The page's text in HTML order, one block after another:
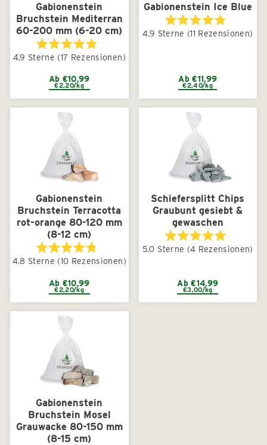
Gabionenstein
Bruchstein Mediterran
60-200 mm (6-20 cm)
Mit
4.9
5
Sternen
4.9 Sterne (17 Rezensionen)
Ab €10,99
€2,20/kg
Gabionenstein Ice Blue
Mit
4.9
4.9 Sterne (11 Rezensionen)
Ab €11,99
€2,40/kg
Gabionenstein
Bruchstein Terracotta
rot-orange 80-120 mm
(8-12 cm)
Mit
4.8
5
Sternen
4.8 Sterne (10 Rezensionen)
Ab €10,99
€2,20/kg
Schiefersplitt Chips
Graubunt gesiebt &
gewaschen
Mit
5.0
Sternen
bewertet
5.0 Sterne (4 Rezensionen)
Ab €14,99
€3,00/kg
Gabionenstein
Bruchstein Mosel
Grauwacke 80-150 mm
(8-15 cm)